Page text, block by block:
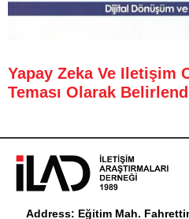
Yapay Zeka Ve Iletişim
Teması Olarak
Address: Eğitim Mah.